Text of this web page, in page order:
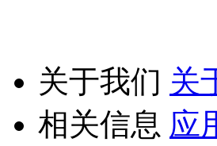
关于我们 关
相关信息 应